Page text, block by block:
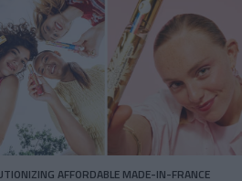
AFFORDABLE MADE-IN-FRANCE